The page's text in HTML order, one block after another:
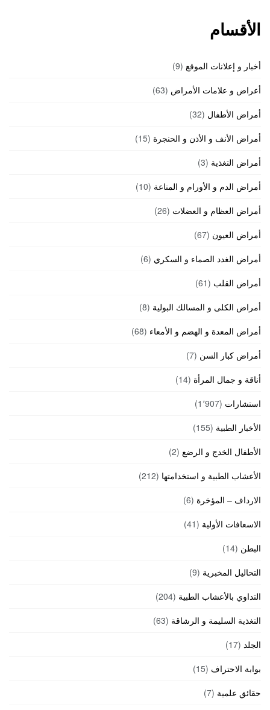
الأقسام
أخبار و إعلانات الموقع (9)
أعراض و علامات الأمراض (63)
أمراض الأطفال (32)
أمراض الأنف و الأذن و الحنجرة (15)
أمراض التغذية (3)
أمراض الدم و الأورام و المناعة (10)
أمراض العظام و العضلات (26)
أمراض العيون (67)
أمراض الغدد الصماء و السكري (6)
أمراض القلب (61)
أمراض الكلى و المسالك البولية (8)
أمراض المعدة و الهضم و الأمعاء (68)
أمراض كبار السن (7)
أناقة و جمال المرأة (14)
استشارات (1٬907)
الأخبار الطبية (155)
الأطفال الخدج و الرضع (2)
الأعشاب الطبية و استخدامتها (212)
الارداف – المؤخرة (6)
الاسعافات الأولية (41)
البطن (14)
التحاليل المخبرية (9)
التداوي بالأعشاب الطبية (204)
التغذية السليمة و الرشاقة (63)
الجلد (17)
بوابة الاحتراف (15)
حقائق علمية (7)